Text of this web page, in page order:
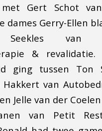
Gert Schot
dames Gerry-Ellen
van
&
ging tussen Ton
Hakkert van
Jelle van der
van Petit